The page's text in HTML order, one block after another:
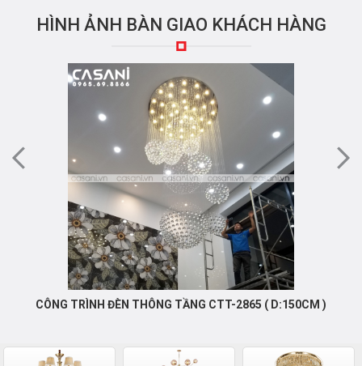
HÌNH ẢNH BÀN GIAO KHÁCH HÀNG
CÔNG TRÌNH ĐÈN THÔNG TẦNG CTT-2865 ( D:150CM )